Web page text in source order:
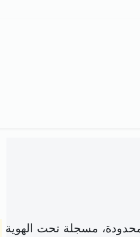
مسجلة تحت الهوية